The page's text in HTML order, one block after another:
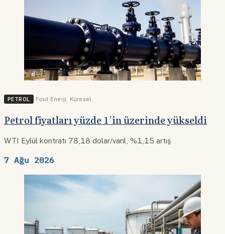
PETROL Fosil Enerji Küresel
Petrol fiyatları yüzde 1’in üzerinde yükseldi
WTI Eylül kontratı 78,18 dolar/varil, %1,15 artış
7 Ağu 2026